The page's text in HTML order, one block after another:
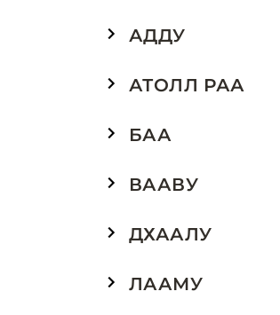
АДДУ
АТОЛЛ РАА
БАА
ВААВУ
ДХААЛУ
ЛААМУ